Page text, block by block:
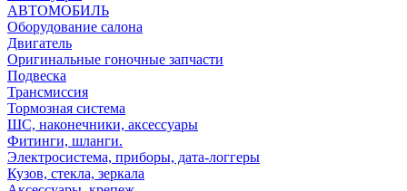
АВТОМОБИЛЬ
Оборудование салона
Двигатель
Оригинальные гоночные запчасти
Подвеска
Трансмиссия
Тормозная система
ШС, наконечники, аксессуары
Фитинги, шланги.
Электросистема, приборы, дата-логгеры
Кузов, стекла, зеркала